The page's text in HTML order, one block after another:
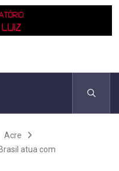
Acre
atua com